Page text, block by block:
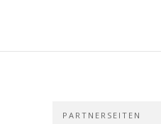
PARTNERSEITEN